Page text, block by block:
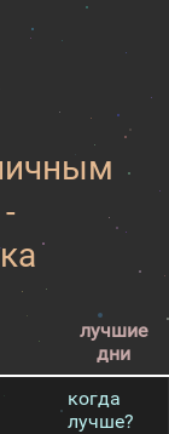
лучшие
дни
когда
лучше?